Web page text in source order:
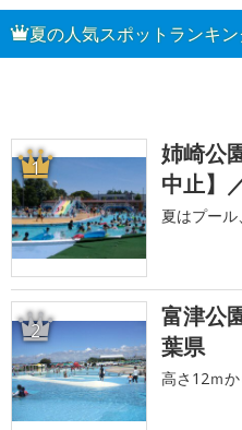
夏の人気スポットランキン
1
姉崎公
中止】
夏はプー
2
富津公
葉県
高さ12ｍ